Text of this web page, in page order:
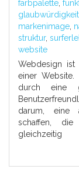
farbpalette
markenimage
struktur,
website
Webdesign ist
einer
durch eine
darum, eine
schaffen,
gleichzeitig